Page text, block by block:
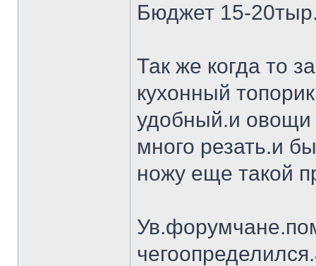
Бюджет 15-
Так же когда то
кухонный
удобный.и овощи
много резать.и
ножу еще такой